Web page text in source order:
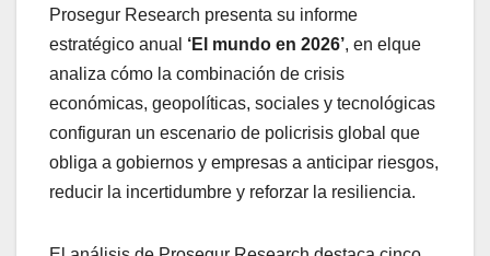
Prosegur Research presenta su informe
estratégico anual ‘El mundo en 2026’, en elque
analiza cómo la combinación de crisis
económicas, geopolíticas, sociales y tecnológicas
configuran un escenario de policrisis global que
obliga a gobiernos y empresas a anticipar riesgos,
reducir la incertidumbre y reforzar la resiliencia.